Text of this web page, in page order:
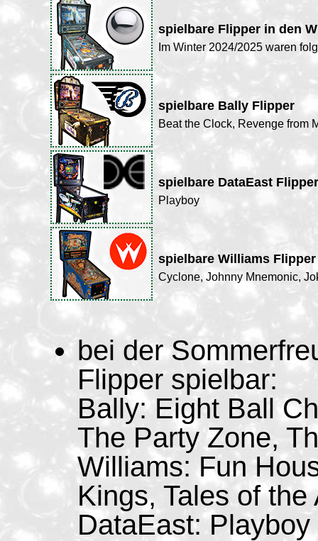
spielbare Flipper in den
Im Winter 2024/2025 waren
spielbare Bally Flipper
Beat the Clock, Revenge from
spielbare DataEast Flipper
Playboy
spielbare Williams Flipper
Cyclone, Johnny Mnemonic,
bei der
Flipper spielbar:
Bally: Eight Ball
The Party Zone,
Williams: Fun
Kings, Tales of the
DataEast: Playboy